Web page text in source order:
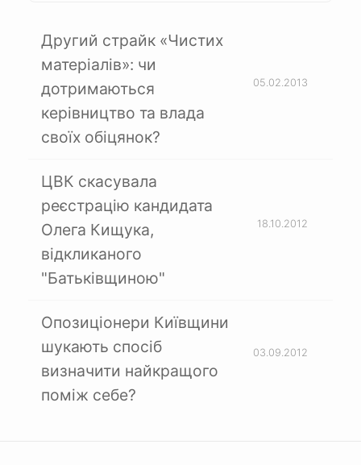
Другий страйк «Чистих
матеріалів»: чи
дотримаються
керівництво та влада
своїх обіцянок?
05.02.2013
ЦВК скасувала
реєстрацію кандидата
Олега Кищука,
відкликаного
"Батьківщиною"
18.10.2012
Опозиціонери Київщини
шукають спосіб
визначити найкращого
поміж себе?
03.09.2012